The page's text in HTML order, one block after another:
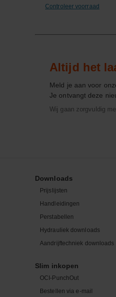
Controleer voorraad
Altijd het
Meld je aan voor
Je ontvangt deze
Wij gaan zorgvuldig
Downloads
Prijslijsten
Handleidingen
Perstabellen
Hydrauliek downloads
Aandrijftechniek downloads
Slim inkopen
OCI-PunchOut
Bestellen via e-mail